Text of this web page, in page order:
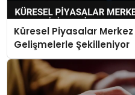
Küresel Piyasalar
Gelişmelerle Şekilleniyor